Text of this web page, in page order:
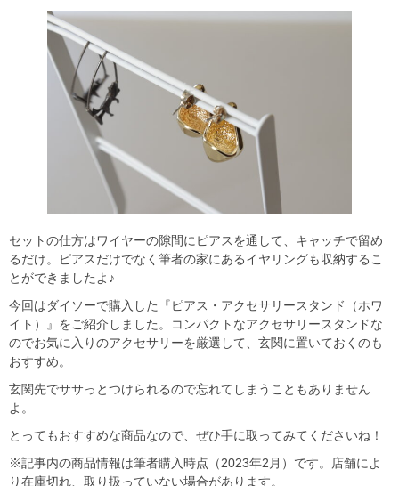
セットの仕方はワイヤーの隙間にピアスを通して、キャッチで留め
るだけ。ピアスだけでなく筆者の家にあるイヤリングも収納するこ
とができましたよ♪
今回はダイソーで購入した『ピアス・アクセサリースタンド（ホワ
イト）』をご紹介しました。コンパクトなアクセサリースタンドな
のでお気に入りのアクセサリーを厳選して、玄関に置いておくのも
おすすめ。
玄関先でササっとつけられるので忘れてしまうこともありません
よ。
とってもおすすめな商品なので、ぜひ手に取ってみてくださいね！
※記事内の商品情報は筆者購入時点（2023年2月）です。店舗によ
り在庫切れ、取り扱っていない場合があります。